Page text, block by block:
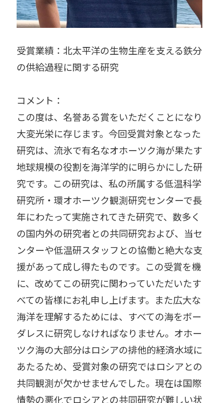
受賞業績：北太平洋の生物生産を支える鉄分
の供給過程に関する研究
コメント：
この度は、名誉ある賞をいただくことになり
大変光栄に存じます。今回受賞対象となった
研究は、流氷で有名なオホーツク海が果たす
地球規模の役割を海洋学的に明らかにした研
究です。この研究は、私の所属する低温科学
研究所・環オホーツク観測研究センターで長
年にわたって実施されてきた研究で、数多く
の国内外の研究者との共同研究および、当セ
ンターや低温研スタッフとの協働と絶大な支
援があって成し得たものです。この受賞を機
に、改めてこの研究に関わっていただいたす
べての皆様にお礼申し上げます。また広大な
海洋を理解するためには、すべての海をボー
ダレスに研究しなければなりません。オホー
ツク海の大部分はロシアの排他的経済水域に
あたるため、受賞対象の研究ではロシアとの
共同観測が欠かせませんでした。現在は国際
情勢の悪化でロシアとの共同研究が難しい状